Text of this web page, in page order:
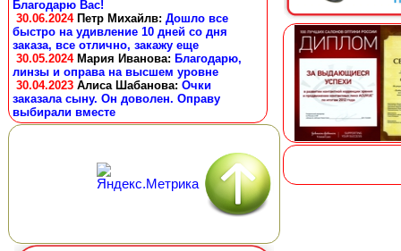
Благодарю Вас!
30.06.2024 Петр Михайлв: Дошло все
быстро на удивление 10 дней со дня
заказа, все отлично, закажу еще
30.05.2024 Мария Иванова: Благодарю,
линзы и оправа на высшем уровне
30.04.2023 Алиса Шабанова: Очки
заказала сыну. Он доволен. Оправу
выбирали вместе